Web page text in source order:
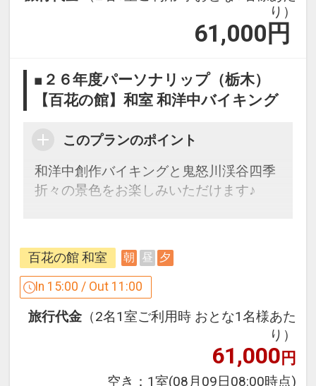
り）
61,000 円
■２６年度パーソナリップ（栃木）
【百花の館】和室 和洋中バイキング
このプランのポイント
和洋中創作バイキングと鬼怒川渓谷四季
折々の景色をお楽しみいただけます♪
●夕食時、ソフトドリンク飲み放題付
※旅行代金に含まれます。
設定期間：2026年4月1日～2027年3月
インターネットコース番号：DP-1-
百花の館 和室 朝 昼 夕
In 15:00 / Out 11:00
旅行代金 （2名1室ご利用時 おとな1名様あた
り）
61,000円
空き： 1室(08月09日08:00時点)